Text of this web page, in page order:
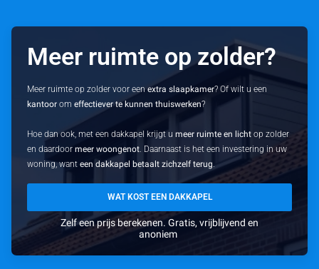
Meer ruimte op zolder?
Meer ruimte op zolder voor eenextra slaapkamer? Of wilt u een
kantoor omeffectiever te kunnen thuiswerken?
Hoe dan ook, met een dakkapel krijgt umeer ruimte en licht op zolder
en daardoormeer woongenot. Daarnaast is het een investering in uw
woning, wanteen dakkapel betaalt zichzelf terug.
WAT KOST EEN DAKKAPEL
Zelf een prijs berekenen. Gratis, vrijblijvend en
anoniem